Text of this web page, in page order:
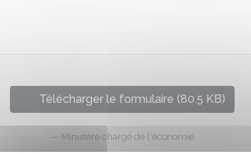
Télécharger le formulaire (80.5 KB)
Ministère chargé de l'économie